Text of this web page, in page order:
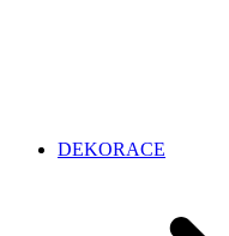
DEKORACE